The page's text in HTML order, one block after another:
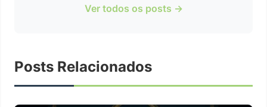
Ver todos os posts →
Posts Relacionados